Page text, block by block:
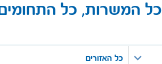
כל המשרות, כל
כל האזורים